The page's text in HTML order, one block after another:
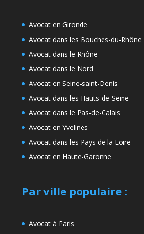
Avocat en Gironde
Avocat dans les Bouches-du-Rhône
Avocat dans le Rhône
Avocat dans le Nord
Avocat en Seine-saint-Denis
Avocat dans les Hauts-de-Seine
Avocat dans le Pas-de-Calais
Avocat en Yvelines
Avocat dans les Pays de la Loire
Avocat en Haute-Garonne
Par ville populaire:
Avocat à Paris